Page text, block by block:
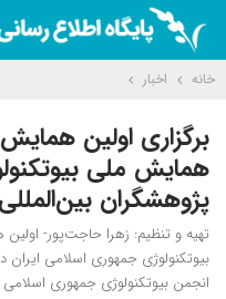
خانه اخبار
برگزاری اولین
همایش ملی
پژوهشگران بین‌المللی
تهیه و تنظیم: زهرا حاجت‌پور-
انجمن بیوتکنولوژی جمهوری